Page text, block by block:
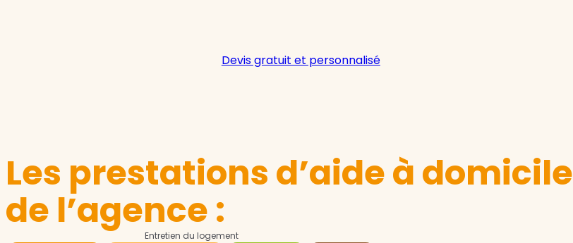
Devis gratuit et personnalisé
Les prestations d’aide à domicile
de l’agence :
Entretien du logement